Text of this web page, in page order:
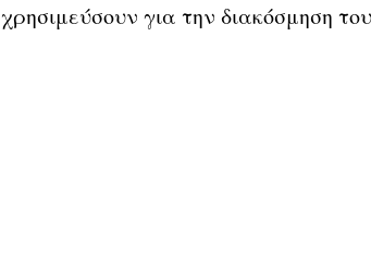
χρησιμεύσουν για την διακόσμηση